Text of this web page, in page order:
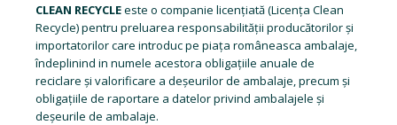
CLEAN RECYCLEeste o companie licențiată (Licența Clean
Recycle) pentru preluarea responsabilității producătorilor și
importatorilor care introduc pe piața româneasca ambalaje,
îndeplinind in numele acestora obligațiile anuale de
reciclare și valorificare a deșeurilor de ambalaje, precum și
obligațiile de raportare a datelor privind ambalajele și
deșeurile de ambalaje.